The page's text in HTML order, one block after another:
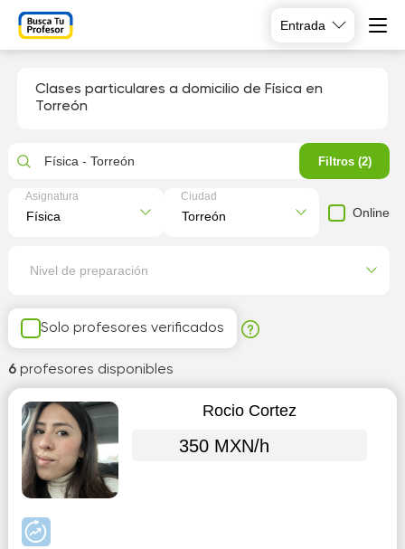
Entrada
Clases particulares a domicilio de Física en
Torreón
Solo profesores verificados
6 profesores disponibles
Rocio Cortez
350 MXN/h
Física - Torreón Filtros (2)
Asignatura Ciudad
Online
Nivel de preparación